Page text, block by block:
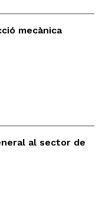
mecànica
al sector de